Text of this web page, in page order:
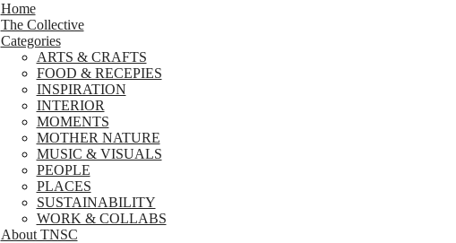
Home
The Collective
Categories
ARTS & CRAFTS
FOOD & RECEPIES
INSPIRATION
INTERIOR
MOMENTS
MOTHER NATURE
MUSIC & VISUALS
PEOPLE
PLACES
SUSTAINABILITY
WORK & COLLABS
About TNSC